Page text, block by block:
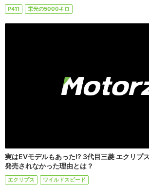
P411 栄光の5000キロ
実はEVモデルもあった!? 3代目三菱 エクリプ
発売されなかった理由とは？
エクリプス ワイルドスピード